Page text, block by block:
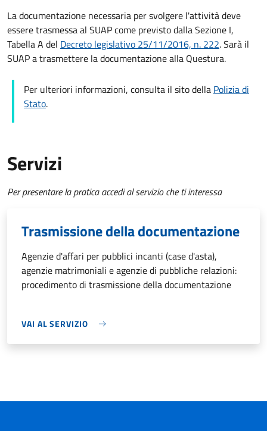
La documentazione necessaria per svolgere l'attività deve
essere trasmessa al SUAP come previsto dalla Sezione I,
Tabella A del Decreto legislativo 25/11/2016, n. 222. Sarà il
SUAP a trasmettere la documentazione alla Questura.
Per ulteriori informazioni, consulta il sito della Polizia di
Stato.
Servizi
Per presentare la pratica accedi al servizio che ti interessa
Trasmissione della documentazione
Agenzie d'affari per pubblici incanti (case d'asta),
agenzie matrimoniali e agenzie di pubbliche relazioni:
procedimento di trasmissione della documentazione
VAI AL SERVIZIO